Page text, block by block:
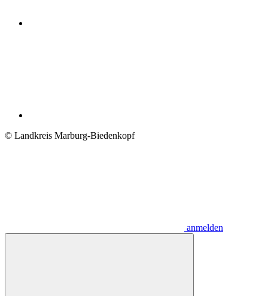
© Landkreis Marburg-Biedenkopf
anmelden